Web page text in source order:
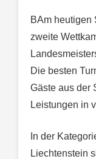
BAm heutigen
zweite
Die besten
Gäste aus der
Leistungen in
In der
Liechtenstein